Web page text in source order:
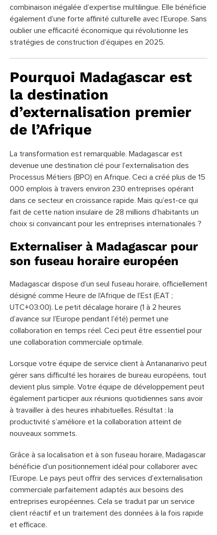
combinaison inégalée d’expertise multilingue. Elle bénéficie
également d’une forte affinité culturelle avec l’Europe. Sans
oublier une efficacité économique qui révolutionne les
stratégies de construction d’équipes en 2025.
Pourquoi Madagascar est
la destination
d’externalisation premier
de l’Afrique
La transformation est remarquable. Madagascar est
devenue une destination clé pour l’externalisation des
Processus Métiers (BPO) en Afrique. Ceci a créé plus de 15
000 emplois à travers environ 230 entreprises opérant
dans ce secteur en croissance rapide. Mais qu’est-ce qui
fait de cette nation insulaire de 28 millions d’habitants un
choix si convaincant pour les entreprises internationales ?
Externaliser à Madagascar pour
son fuseau horaire européen
Madagascar dispose d’un seul fuseau horaire, officiellement
désigné comme Heure de l’Afrique de l’Est (EAT ;
UTC+03:00). Le petit décalage horaire (1 à 2 heures
d’avance sur l’Europe pendant l’été) permet une
collaboration en temps réel. Ceci peut être essentiel pour
une collaboration commerciale optimale.
Lorsque votre équipe de service client à Antananarivo peut
gérer sans difficulté les horaires de bureau européens, tout
devient plus simple. Votre équipe de développement peut
également participer aux réunions quotidiennes sans avoir
à travailler à des heures inhabituelles. Résultat : la
productivité s’améliore et la collaboration atteint de
nouveaux sommets.
Grâce à sa localisation et à son fuseau horaire, Madagascar
bénéficie d’un positionnement idéal pour collaborer avec
l’Europe. Le pays peut offrir des services d’externalisation
commerciale parfaitement adaptés aux besoins des
entreprises européennes. Cela se traduit par un service
client réactif et un traitement des données à la fois rapide
et efficace.